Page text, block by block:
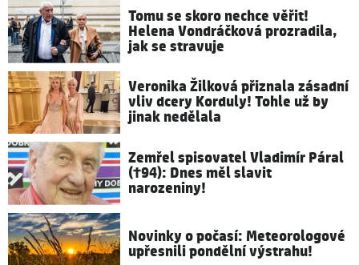
Tomu se skoro nechce věřit!
Helena Vondráčková prozradila,
jak se stravuje
Veronika Žilková přiznala zásadní
vliv dcery Korduly! Tohle už by
jinak nedělala
Zemřel spisovatel Vladimír Páral
(†94): Dnes měl slavit
narozeniny!
Novinky o počasí: Meteorologové
upřesnili pondělní výstrahu!